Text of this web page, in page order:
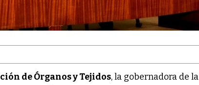
de Órganos y Tejidos, la gobernadora de la